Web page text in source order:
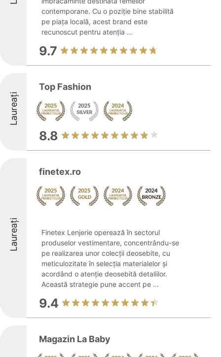
contemporane. Cu o poziție bine stabilită
pe piața locală, acest brand este
recunoscut pentru atenția ...
9.7
Laureați
Top Fashion
8.8
Laureați
finetex.ro
Finetex Lenjerie operează în sectorul
produselor vestimentare, concentrându-se
pe realizarea unor colecții deosebite, cu
meticulozitate în selecția materialelor și
acordând o atenție deosebită detaliilor.
Această strategie pune accent pe ...
9.4
Magazin La Baby